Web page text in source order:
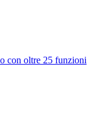
con oltre 25 funzioni